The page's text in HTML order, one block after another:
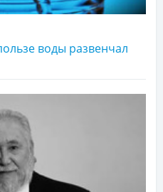
воды развенчал